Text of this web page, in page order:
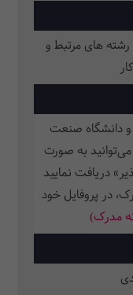
های مرتبط و
و دانشگاه صنعت
به صورت
دریافت نمایید
در پروفایل خود
مدرک)